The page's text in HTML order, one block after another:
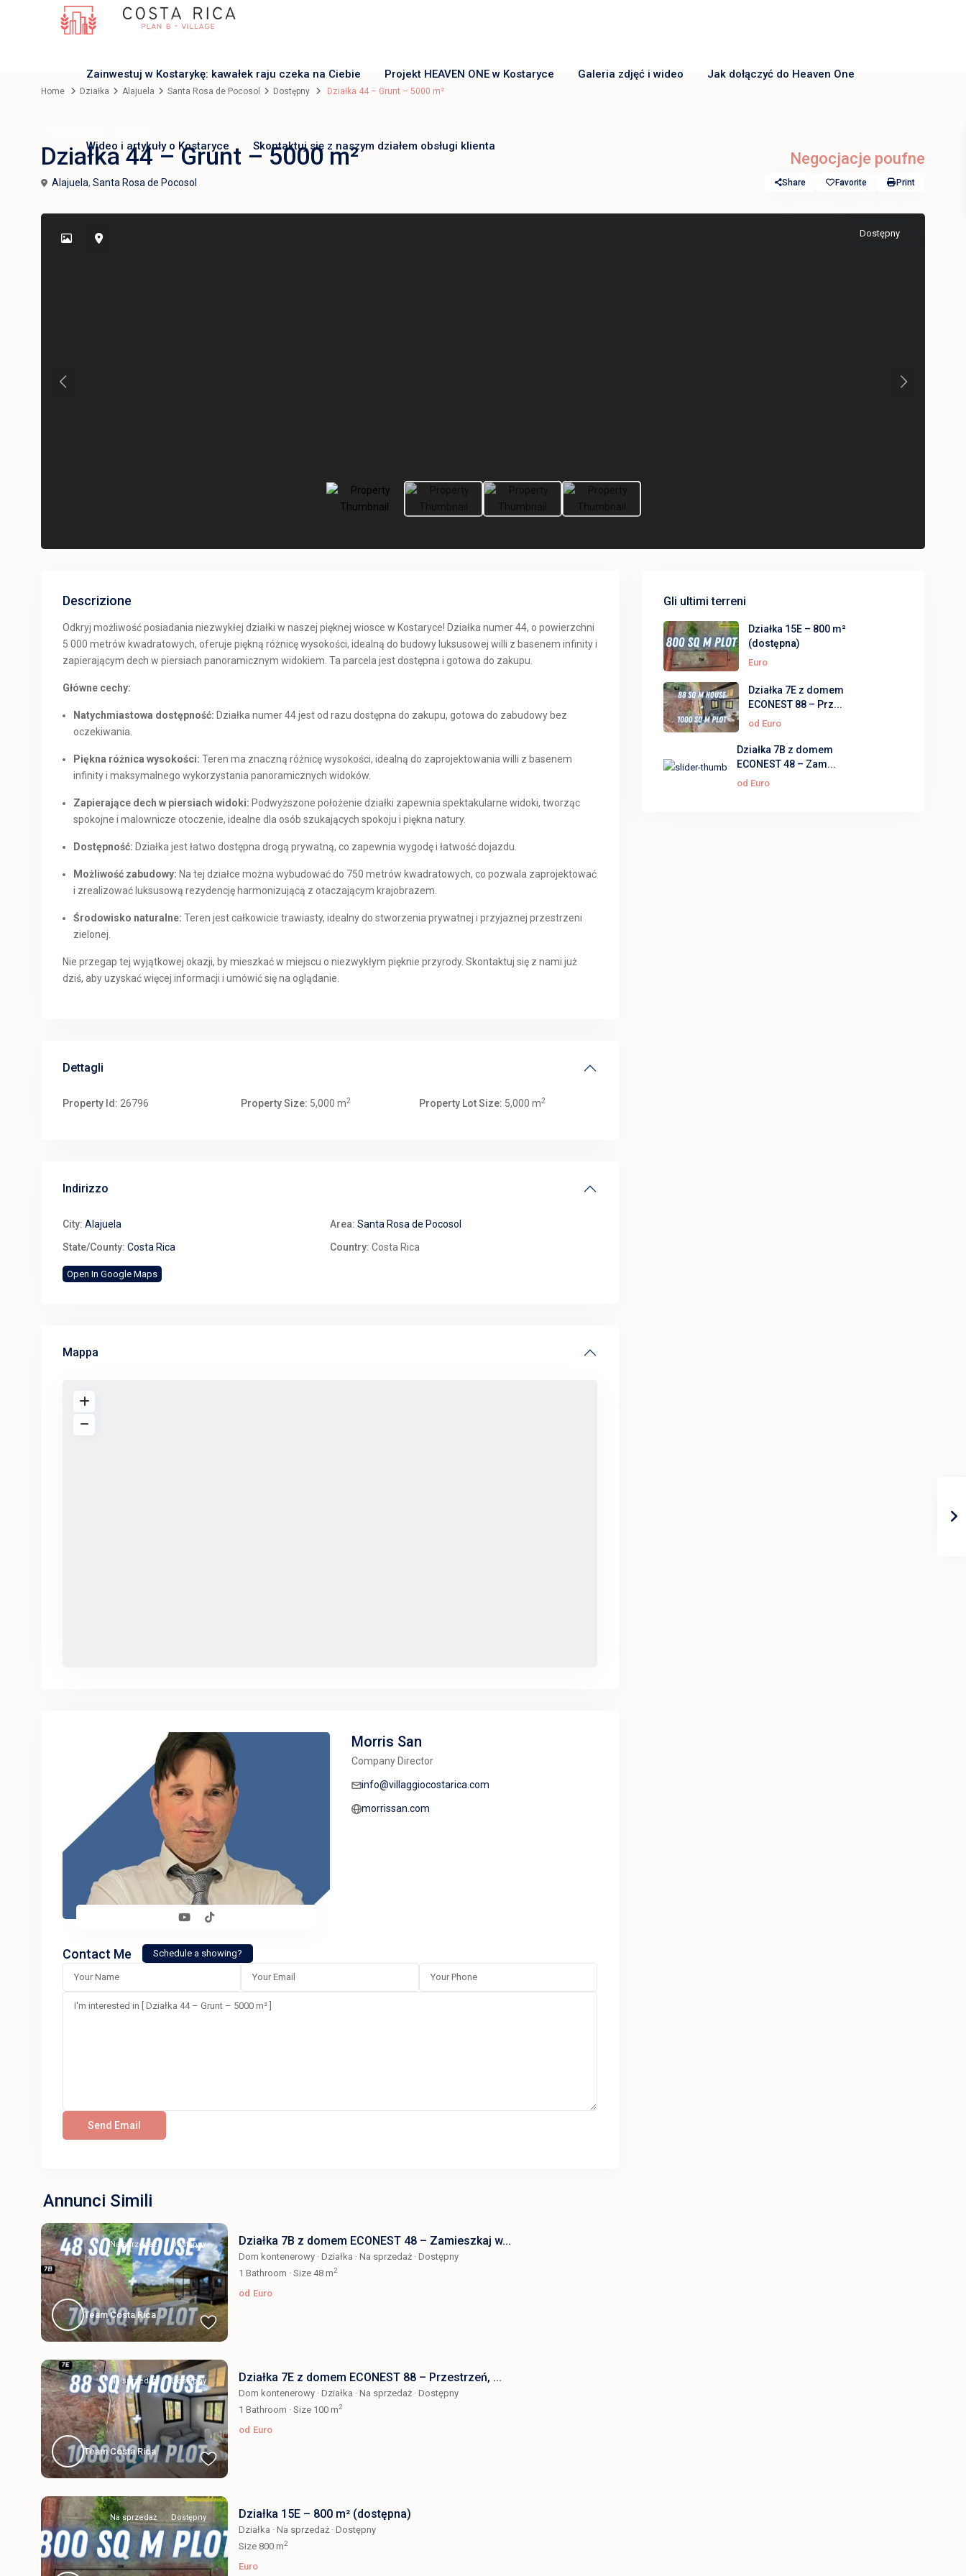
Zainwestuj w Kostarykę: kawałek raju czeka na Ciebie Projekt HEAVEN ONE w Kostaryce Galeria zdjęć i wideo Jak dołączyć do Heaven One
Wideo i artykuły o Kostaryce Skontaktuj się z naszym działem obsługi klienta
Home Działka Alajuela Santa Rosa de Pocosol Dostępny Działka 44 – Grunt – 5000 m²
Działka 44 – Grunt – 5000 m² Negocjacje poufne
Alajuela, Santa Rosa de Pocosol Share Favorite Print
Dostępny
Previous Next
Descrizione
Odkryj możliwość posiadania niezwykłej działki w naszej pięknej wiosce w Kostaryce! Działka numer 44, o powierzchni
5 000 metrów kwadratowych, oferuje piękną różnicę wysokości, idealną do budowy luksusowej willi z basenem infinity i
zapierającym dech w piersiach panoramicznym widokiem. Ta parcela jest dostępna i gotowa do zakupu.
Główne cechy:
Natychmiastowa dostępność: Działka numer 44 jest od razu dostępna do zakupu, gotowa do zabudowy bez
oczekiwania.
Piękna różnica wysokości: Teren ma znaczną różnicę wysokości, idealną do zaprojektowania willi z basenem
infinity i maksymalnego wykorzystania panoramicznych widoków.
Zapierające dech w piersiach widoki: Podwyższone położenie działki zapewnia spektakularne widoki, tworząc
spokojne i malownicze otoczenie, idealne dla osób szukających spokoju i piękna natury.
Dostępność: Działka jest łatwo dostępna drogą prywatną, co zapewnia wygodę i łatwość dojazdu.
Możliwość zabudowy: Na tej działce można wybudować do 750 metrów kwadratowych, co pozwala zaprojektować
i zrealizować luksusową rezydencję harmonizującą z otaczającym krajobrazem.
Środowisko naturalne: Teren jest całkowicie trawiasty, idealny do stworzenia prywatnej i przyjaznej przestrzeni
zielonej.
Nie przegap tej wyjątkowej okazji, by mieszkać w miejscu o niezwykłym pięknie przyrody. Skontaktuj się z nami już
dziś, aby uzyskać więcej informacji i umówić się na oglądanie.
Dettagli
Property Id: 26796 Property Size: 5,000 m2 Property Lot Size: 5,000 m2
Indirizzo
City: Alajuela Area: Santa Rosa de Pocosol
State/County: Costa Rica Country: Costa Rica
Open In Google Maps
Mappa
Morris San
Company Director
info@villaggiocostarica.com
morrissan.com
Contact Me Schedule a showing?
Annunci Simili
Na sprzedaż Dostępny
Team Costa Rica
Działka 7B z domem ECONEST 48 – Zamieszkaj w...
Dom kontenerowy · Działka · Na sprzedaż · Dostępny
1 Bathroom · Size 48 m2
od Euro
Na sprzedaż Dostępny
Team Costa Rica
Działka 7E z domem ECONEST 88 – Przestrzeń, ...
Dom kontenerowy · Działka · Na sprzedaż · Dostępny
1 Bathroom · Size 100 m2
od Euro
Na sprzedaż Dostępny Działka 15E – 800 m² (dostępna)
Działka · Na sprzedaż · Dostępny
Size 800 m2
Euro
Gli ultimi terreni
Działka 15E – 800 m²
(dostępna)
Euro
Działka 7E z domem
ECONEST 88 – Prz...
od Euro
Działka 7B z domem
ECONEST 48 – Zam...
od Euro